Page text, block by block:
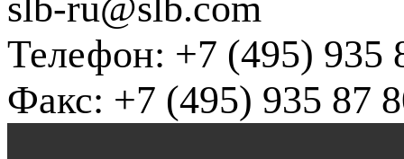
Телефон: +7 (495) 935
Факс: +7 (495) 935 87